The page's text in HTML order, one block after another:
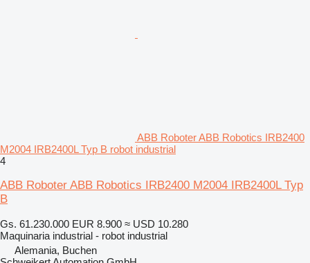
ABB Roboter ABB Robotics IRB2400
M2004 IRB2400L Typ B robot industrial
4
ABB Roboter ABB Robotics IRB2400 M2004 IRB2400L Typ
B
Gs. 61.230.000 EUR 8.900 ≈ USD 10.280
Maquinaria industrial - robot industrial
Alemania, Buchen